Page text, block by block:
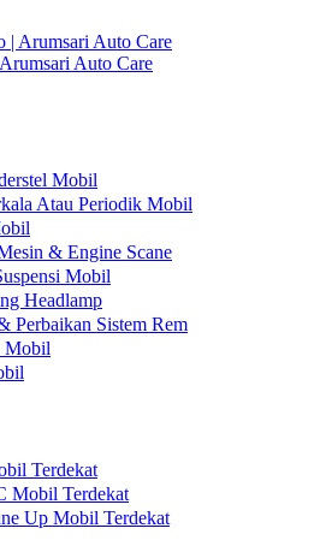
Auto Care
Mobil
Atau Periodik Mobil
& Engine Scane
Mobil
Headlamp
Perbaikan Sistem Rem
Mobil
Terdekat
Mobil Terdekat
Up Mobil Terdekat